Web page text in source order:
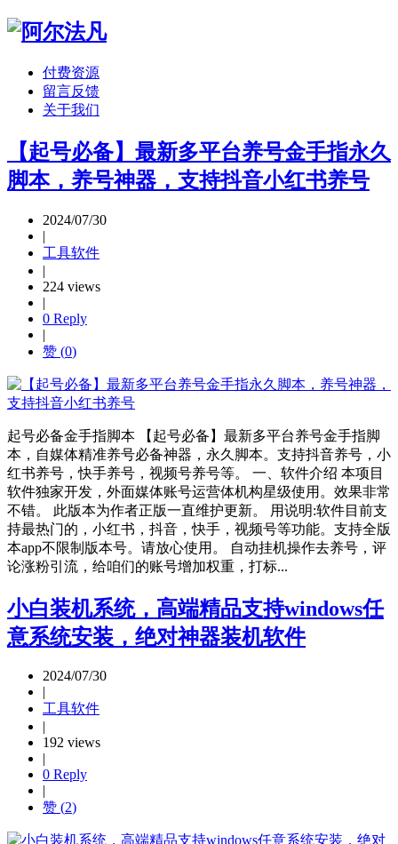
付费资源
留言反馈
关于我们
【起号必备】最新多平台养号金手指永久
脚本，养号神器，支持抖音小红书养号
2024/07/30
|
工具软件
|
224 views
|
0 Reply
|
赞 (0)
起号必备金手指脚本 【起号必备】最新多平台养号金手指脚
本，自媒体精准养号必备神器，永久脚本。支持抖音养号，小
红书养号，快手养号，视频号养号等。 一、软件介绍 本项目
软件独家开发，外面媒体账号运营体机构星级使用。效果非常
不错。 此版本为作者正版一直维护更新。 用说明:软件目前支
持最热门的，小红书，抖音，快手，视频号等功能。支持全版
本app不限制版本号。请放心使用。 自动挂机操作去养号，评
论涨粉引流，给咱们的账号增加权重，打标...
小白装机系统，高端精品支持windows任
意系统安装，绝对神器装机软件
2024/07/30
|
工具软件
|
192 views
|
0 Reply
|
赞 (2)